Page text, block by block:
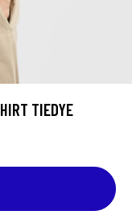
TIEDYE